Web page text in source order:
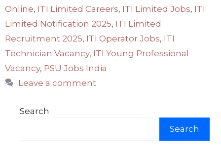
Online, ITI Limited Careers, ITI Limited Jobs, ITI
Limited Notification 2025, ITI Limited
Recruitment 2025, ITI Operator Jobs, ITI
Technician Vacancy, ITI Young Professional
Vacancy, PSU Jobs India
Leave a comment
Search
Search